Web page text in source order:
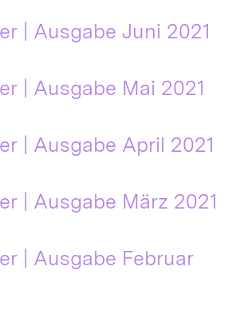
| Ausgabe Juni 2021
| Ausgabe Mai 2021
| Ausgabe April 2021
| Ausgabe März 2021
| Ausgabe Februar